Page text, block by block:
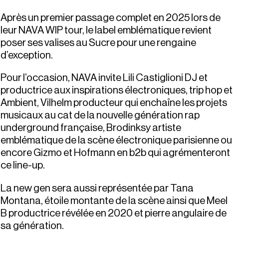
Après un premier passage complet en 2025 lors de
leur NAVA WIP tour, le label emblématique revient
poser ses valises au Sucre pour une rengaine
d’exception.
Pour l’occasion, NAVA invite Lili Castiglioni DJ et
productrice aux inspirations électroniques, trip hop et
Ambient, Vilhelm producteur qui enchaîne les projets
musicaux au cat de la nouvelle génération rap
underground française, Brodinksy artiste
emblématique de la scène électronique parisienne ou
encore Gizmo et Hofmann en b2b qui agrémenteront
ce line-up.
La new gen sera aussi représentée par Tana
Montana, étoile montante de la scène ainsi que Meel
B productrice révélée en 2020 et pierre angulaire de
sa génération.